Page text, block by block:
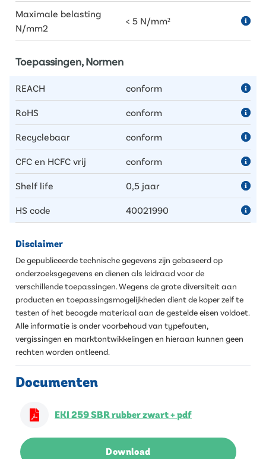
Maximale belasting
N/mm2
< 5 N/mm²
Toepassingen, Normen
REACH conform
RoHS conform
Recyclebaar conform
CFC en HCFC vrij conform
Shelf life 0,5 jaar
HS code 40021990
Disclaimer
De gepubliceerde technische gegevens zijn gebaseerd op
onderzoeksgegevens en dienen als leidraad voor de
verschillende toepassingen. Wegens de grote diversiteit aan
producten en toepassingsmogelijkheden dient de koper zelf te
testen of het beoogde materiaal aan de gestelde eisen voldoet.
Alle informatie is onder voorbehoud van typefouten,
vergissingen en marktontwikkelingen en hieraan kunnen geen
rechten worden ontleend.
Documenten
EKI 259 SBR rubber zwart + pdf
Download